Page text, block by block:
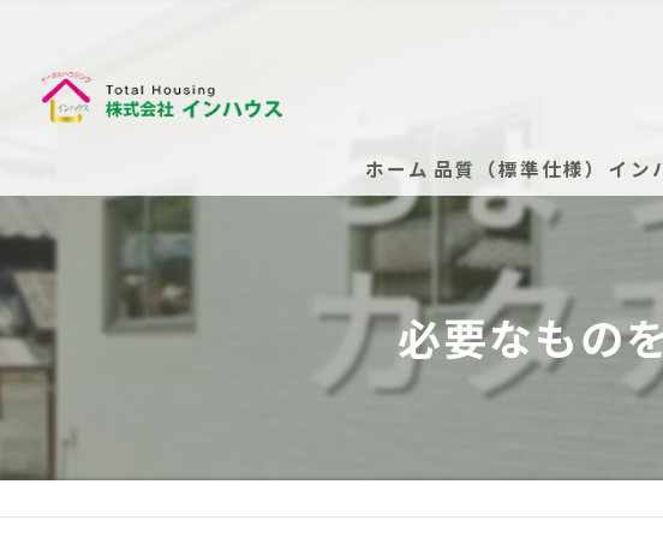
ホーム 品質（標準仕様）
断熱性能
安心の保証体制
安心の保証制度
イン
必要なもの